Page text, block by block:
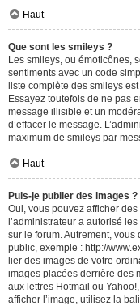
Haut
Que sont les smileys ?
Les smileys, ou émoticônes,
sentiments avec un code
liste complète des smileys
Essayez toutefois de ne pas
message illisible et un
d’effacer le message.
maximum de smileys par
Haut
Puis-je publier des images ?
Oui, vous pouvez afficher
l’administrateur a autorisé
sur le forum. Autrement,
public, exemple : http://
lier des images de votre
images placées derrière des
aux lettres Hotmail ou
afficher l’image, utilisez la